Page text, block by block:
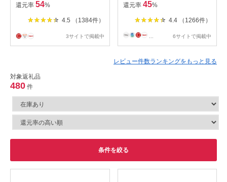
還元率 54%
4.5 （1384件）
3サイトで掲載中
還元率 45%
4.4 （1266件）
6サイトで掲載中
レビュー件数ランキングをもっと見る
対象返礼品
480 件
条件を絞る